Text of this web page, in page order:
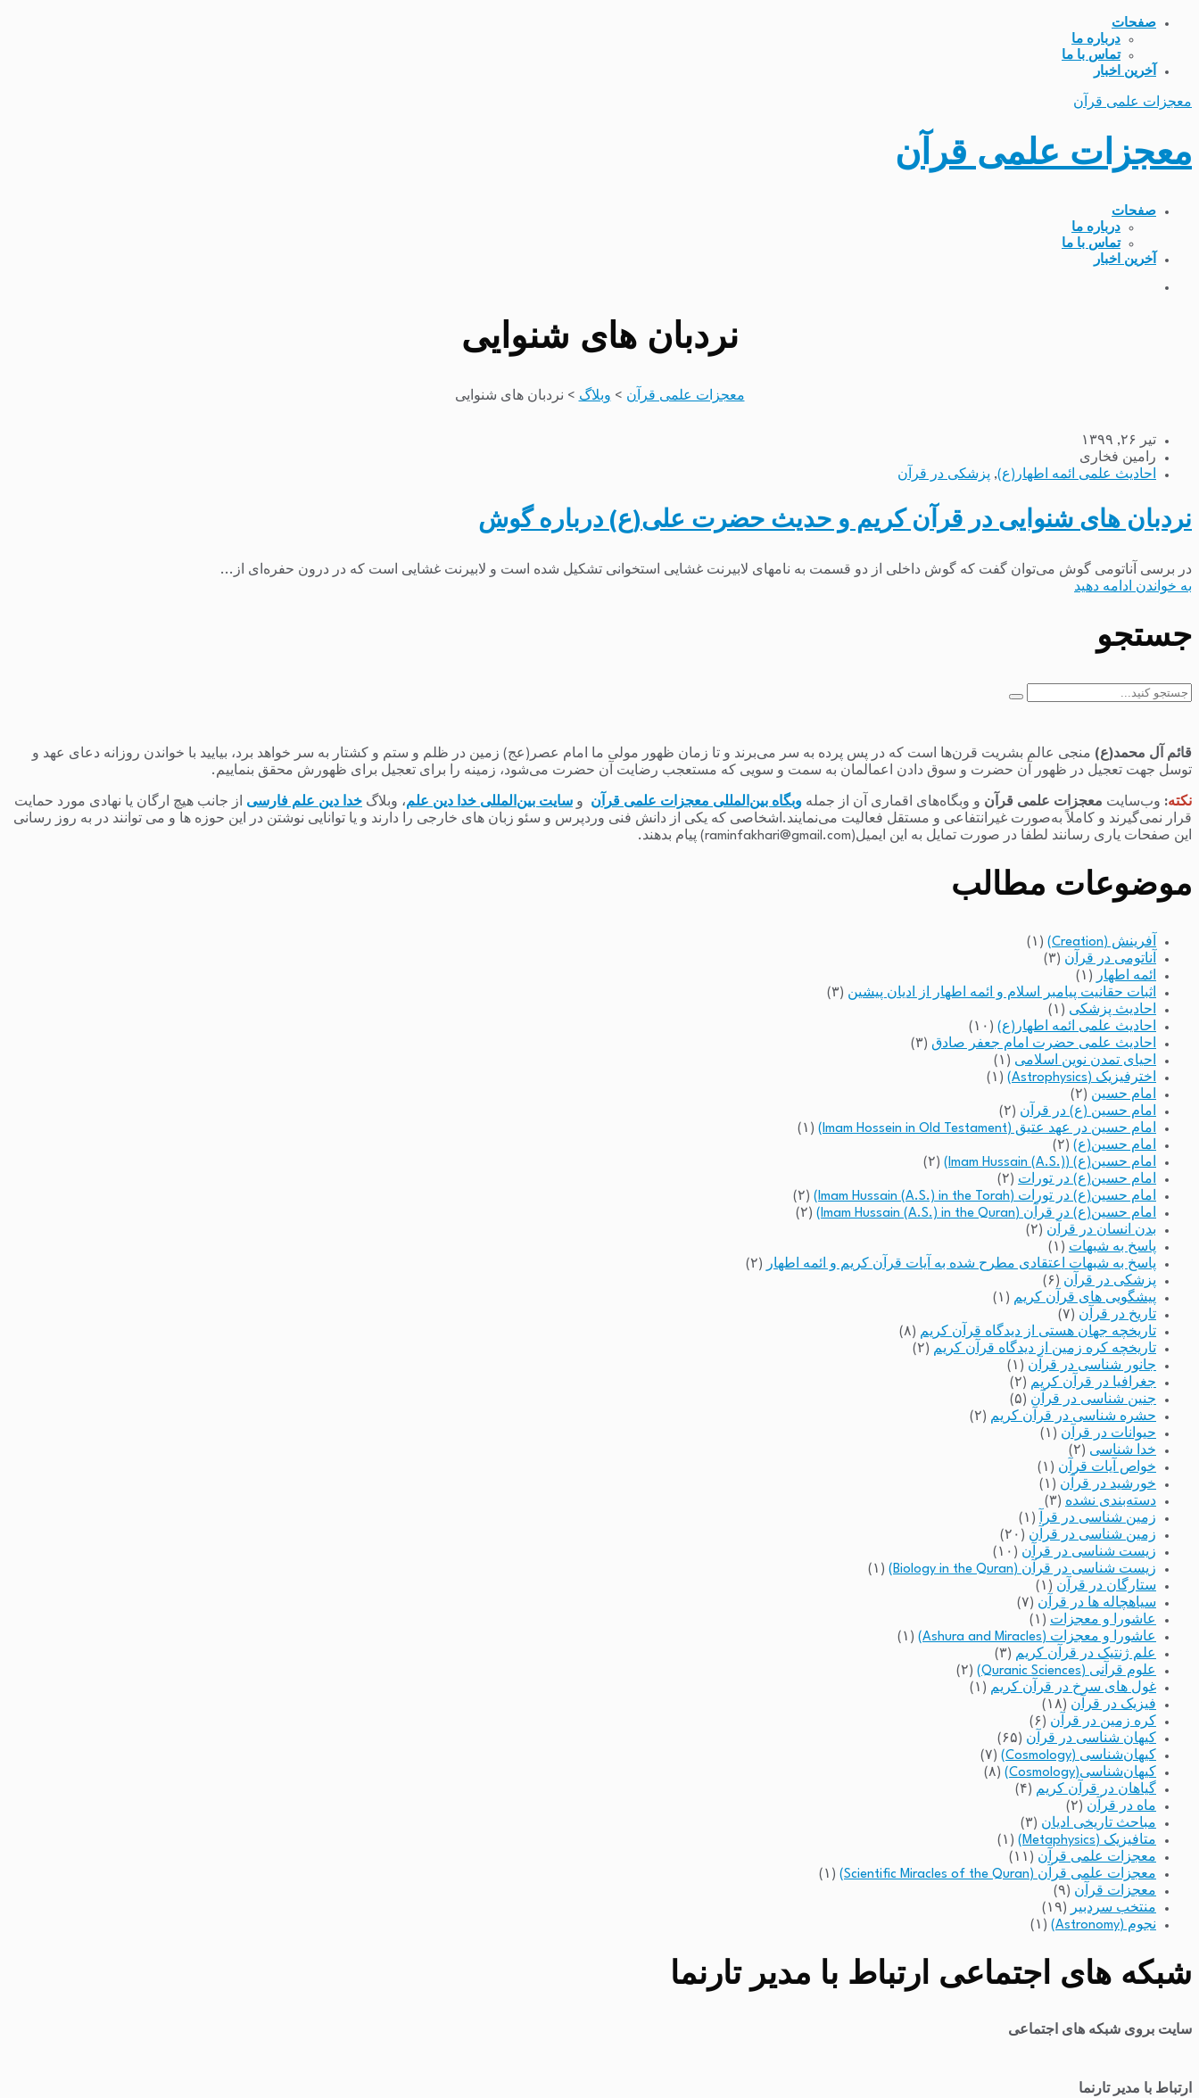
صفحات
درباره ما
تماس با ما
آخرین اخبار
معجزات علمی قرآن
معجزات علمی قرآن
صفحات
درباره ما
تماس با ما
آخرین اخبار
نردبان های شنوایی
معجزات علمی قرآن > وبلاگ > نردبان های شنوایی
تیر ۲۶, ۱۳۹۹
رامین فخاری
احادیث علمی ائمه اطهار(ع), پزشکی در قرآن
نردبان های شنوایی در قرآن کریم و حدیث حضرت علی(ع) درباره گوش
در برسی آناتومی گوش می‌توان گفت که گوش داخلی از دو قسمت به نامهای لابیرنت غشایی استخوانی تشکیل شده است و لابیرنت غشایی است که در درون حفره‌ای از...
به خواندن ادامه دهید
جستجو
جستجو
قائم آل محمد(ع) منجی عالم بشریت قرن‌ها است که در پس پرده به سر می‌برند و تا زمان ظهور مولی ما امام عصر(عج) زمین در ظلم و ستم و کشتار به سر خواهد برد، بیایید با خواندن روزانه دعای عهد و
توسل جهت تعجیل در ظهور آن حضرت و سوق دادن اعمالمان به سمت و سویی که مستعجب رضایت آن حضرت می‌شود، زمینه را برای تعجیل برای ظهورش محقق بنماییم.
نکته: وب‌سایت معجزات علمی قرآن و وبگاه‌های اقماری آن از جمله وبگاه بین‌المللی معجزات علمی قرآن و سایت بین‌المللی خدا دین علم، وبلاگ خدا دین علم فارسی از جانب هیچ ارگان یا نهادی مورد حمایت
قرار نمی‌گیرند و کاملاً به‌صورت غیرانتفاعی و مستقل فعالیت می‌نمایند.اشخاصی که یکی از دانش فنی وردپرس و سئو زبان های خارجی را دارند و یا توانایی نوشتن در این حوزه ها و می توانند در به روز رسانی
این صفحات یاری رسانند لطفا در صورت تمایل به این ایمیل(raminfakhari@gmail.com) پیام بدهند.
موضوعات مطالب
آفرینش (Creation)
(۱)
آناتومی در قرآن (۳)
ائمه اطهار
(۱)
اثبات حقانیت پیامبر اسلام و ائمه اطهار از ادیان پیشین (۳)
احادیث پزشکی (۱)
احادیث علمی ائمه اطهار(ع) (۱۰)
احادیث علمی حضرت امام جعفر صادق (۳)
احیای تمدن نوین اسلامی (۱)
اخترفیزیک (Astrophysics)
(۱)
امام حسین (۲)
امام حسین (ع) در قرآن (۲)
امام حسین در عهد عتیق (Imam Hossein in Old Testament)
(۱)
امام حسین(ع) (۲)
امام حسین(ع) (Imam Hussain (A.S.))
(۲)
امام حسین(ع) در تورات (۲)
امام حسین(ع) در تورات (Imam Hussain (A.S.) in the Torah)
(۲)
امام حسین(ع) در قرآن (Imam Hussain (A.S.) in the Quran)
(۲)
بدن انسان در قرآن (۲)
پاسخ به شبهات (۱)
پاسخ به شبهات اعتقادی مطرح شده به آیات قرآن کریم و ائمه اطهار
(۲)
پزشکی در قرآن (۶)
پیشگویی های قرآن کریم (۱)
تاریخ در قرآن (۷)
تاریخچه جهان هستی از دیدگاه قرآن کریم (۸)
تاریخچه کره زمین از دیدگاه قرآن کریم (۲)
جانور شناسی در قرآن (۱)
جغرافیا در قرآن کریم (۲)
جنین شناسی در قرآن (۵)
حشره شناسی در قرآن کریم (۲)
حیوانات در قرآن (۱)
خدا شناسی (۲)
خواص آیات قرآن (۱)
خورشید در قرآن (۱)
دسته‌بندی نشده (۳)
زمین شناسی در قرآ
(۱)
زمین شناسی در قرآن (۲۰)
زیست شناسی در قرآن (۱۰)
زیست شناسی در قرآن (Biology in the Quran)
(۱)
ستارگان در قرآن (۱)
سیاهچاله ها در قرآن (۷)
عاشورا و معجزات (۱)
عاشورا و معجزات (Ashura and Miracles)
(۱)
علم ژنتیک در قرآن کریم (۳)
علوم قرآنی (Quranic Sciences)
(۲)
غول های سرخ در قرآن کریم (۱)
فیزیک در قرآن (۱۸)
کره زمین در قرآن (۶)
کیهان شناسی در قرآن (۶۵)
کیهان‌شناسی (Cosmology)
(۷)
کیهان‌شناسی(Cosmology)
(۸)
گیاهان در قرآن کریم (۴)
ماه در قرآن (۲)
مباحث تاریخی ادیان (۳)
متافیزیک (Metaphysics)
(۱)
معجزات علمی قرآن (۱۱)
معجزات علمی قرآن (Scientific Miracles of the Quran)
(۱)
معجزات قرآن (۹)
منتخب سردبیر
(۱۹)
نجوم (Astronomy)
(۱)
شبکه های اجتماعی ارتباط با مدیر تارنما
سایت بروی شبکه های اجتماعی
ارتباط با مدیر تارنما